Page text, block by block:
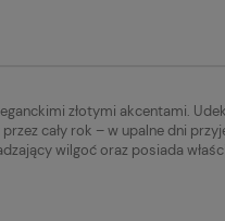
złotymi akcentami.
cały rok – w upalne dni
wilgoć oraz posiada